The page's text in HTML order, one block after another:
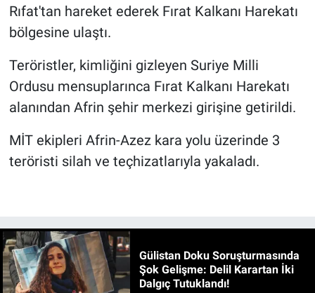
Rıfat'tan hareket ederek Fırat Kalkanı Harekatı
bölgesine ulaştı.
Teröristler, kimliğini gizleyen Suriye Milli
Ordusu mensuplarınca Fırat Kalkanı Harekatı
alanından Afrin şehir merkezi girişine getirildi.
MİT ekipleri Afrin-Azez kara yolu üzerinde 3
teröristi silah ve teçhizatlarıyla yakaladı.
Gülistan Doku Soruşturmasında
Şok Gelişme: Delil Karartan İki
Dalgıç Tutuklandı!